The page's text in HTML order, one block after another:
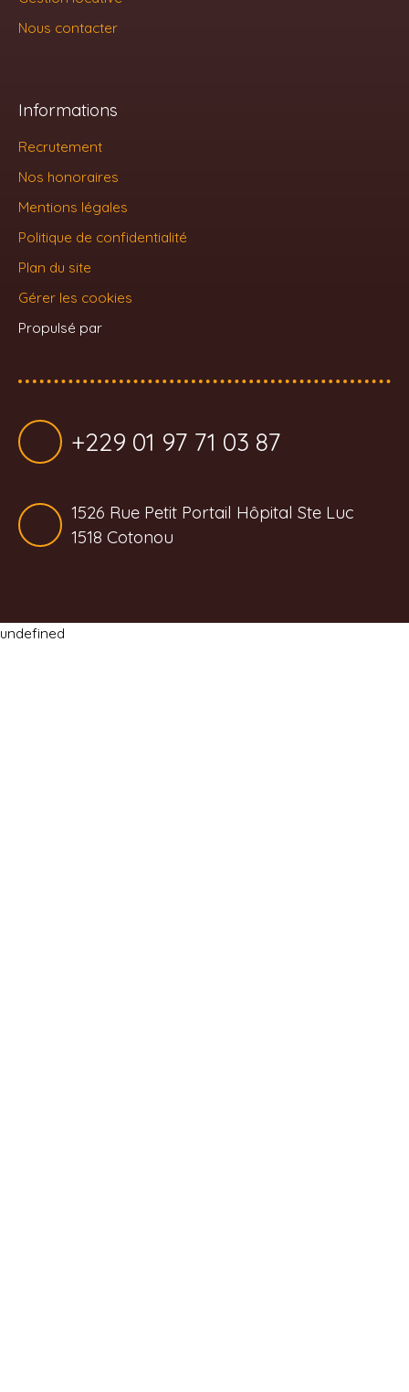
Nous contacter
Informations
Recrutement
Nos honoraires
Mentions légales
Politique de confidentialité
Plan du site
Gérer les cookies
Propulsé par
+229 01 97 71 03 87
1526 Rue Petit Portail Hôpital Ste Luc
1518 Cotonou
undefined